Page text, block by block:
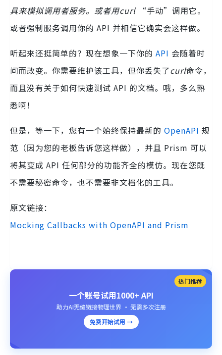
具来模拟调用者服务。或者用curl “手动”调用它。
或者强制服务调用你的 API 并相信它确实会这样做。
听起来还挺简单的？现在想象一下你的 API 会随着时
间而改变。你需要维护该工具，但你丢失了curl命令，
而且没有关于如何快速测试 API 的文档。哦，多么熟
悉啊！
但是，等一下，您有一个始终保持最新的 OpenAPI 规
范（因为您的老板告诉您这样做），并且 Prism 可以
将其变成 API 任何部分的功能齐全的模仿。现在您既
不需要秘密命令，也不需要非文档化的工具。
原文链接：
Mocking Callbacks with OpenAPI and Prism
热门推荐
一个账号试用1000+ API
助力AI无缝链接物理世界 · 无需多次注册
免费开始试用 →